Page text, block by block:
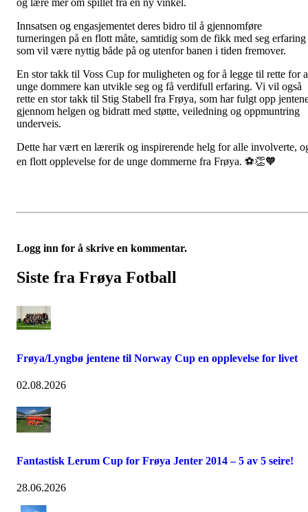
og lære mer om spillet fra en ny vinkel.
Innsatsen og engasjementet deres bidro til å gjennomføre
turneringen på en flott måte, samtidig som de fikk med seg erfaring
som vil være nyttig både på og utenfor banen i tiden fremover.
En stor takk til Voss Cup for muligheten og for å legge til rette for
unge dommere kan utvikle seg og få verdifull erfaring. Vi vil også
rette en stor takk til Stig Stabell fra Frøya, som har fulgt opp
gjennom helgen og bidratt med støtte, veiledning og oppmuntring
underveis.
Dette har vært en lærerik og inspirerende helg for alle involverte,
en flott opplevelse for de unge dommerne fra Frøya. ⚽👏🧡
Logg inn for å skrive en kommentar.
Siste fra Frøya Fotball
Frøya/Lyngbø jentene til Norway Cup en opplevelse for livet
02.08.2026
Fantastisk Lerum Cup for Frøya Jenter 2014 – 5 av 5 seire!
28.06.2026